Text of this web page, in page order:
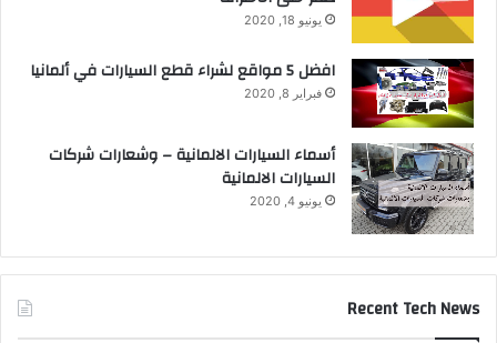
يونيو 18, 2020
افضل 5 مواقع لشراء قطع السيارات في ألمانيا
فبراير 8, 2020
أسماء السيارات الالمانية – وشعارات شركات
السيارات الالمانية
يونيو 4, 2020
Recent Tech News